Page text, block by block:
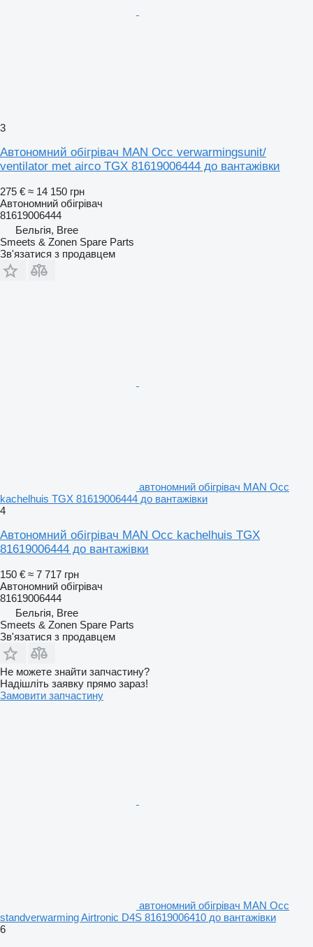
3
Автономний обігрівач MAN Occ verwarmingsunit/
ventilator met airco TGX 81619006444 до вантажівки
275 € ≈ 14 150 грн
Автономний обігрівач
81619006444
Бельгія, Bree
Smeets & Zonen Spare Parts
Зв'язатися з продавцем
автономний обігрівач MAN Occ
kachelhuis TGX 81619006444 до вантажівки
4
Автономний обігрівач MAN Occ kachelhuis TGX
81619006444 до вантажівки
150 € ≈ 7 717 грн
Автономний обігрівач
81619006444
Бельгія, Bree
Smeets & Zonen Spare Parts
Зв'язатися з продавцем
Не можете знайти запчастину?
Надішліть заявку прямо зараз!
Замовити запчастину
автономний обігрівач MAN Occ
standverwarming Airtronic D4S 81619006410 до вантажівки
6